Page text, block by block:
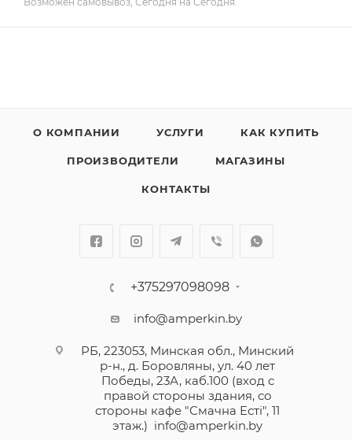
О КОМПАНИИ УСЛУГИ КАК КУПИТЬ
ПРОИЗВОДИТЕЛИ МАГАЗИНЫ
КОНТАКТЫ
+375297098098
info@amperkin.by
РБ, 223053, Минская обл., Минский
р-н., д. Боровляны, ул. 40 лет
Победы, 23А, каб.100 (вход с
правой стороны здания, со
стороны кафе "Смачна Естi", 11
этаж.) info@amperkin.by